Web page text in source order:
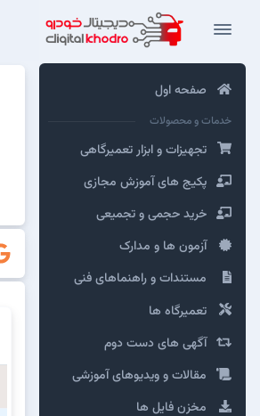
صفحه اول
خدمات و محصولات
تجهیزات و ابزار تعمیرگاهی
پکیج های آموزش مجازی
خرید حجمی و تجمیعی
آزمون ها و مدارک
مستندات و راهنماهای فنی
تعمیرگاه ها
آگهی های دست دوم
مقالات و ویدیوهای آموزشی
مخزن فایل ها